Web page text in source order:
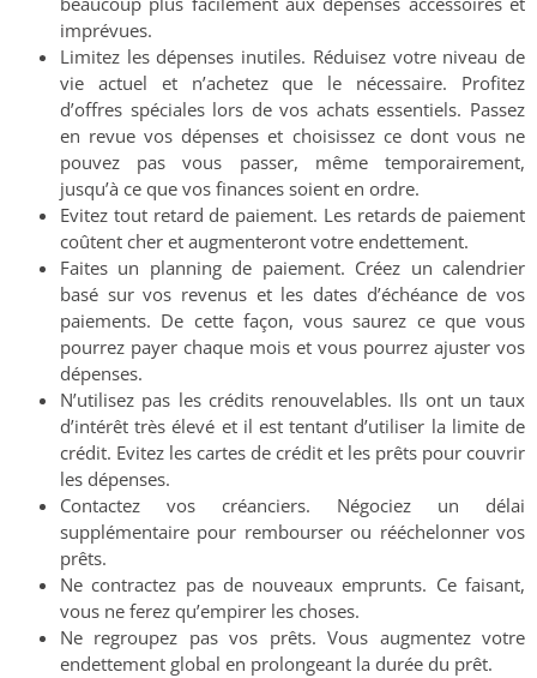
imprévues.
Limitez les dépenses inutiles. Réduisez votre niveau de
vie actuel et n’achetez que le nécessaire. Profitez
d’offres spéciales lors de vos achats essentiels. Passez
en revue vos dépenses et choisissez ce dont vous ne
pouvez pas vous passer, même temporairement,
jusqu’à ce que vos finances soient en ordre.
Evitez tout retard de paiement. Les retards de paiement
coûtent cher et augmenteront votre endettement.
Faites un planning de paiement. Créez un calendrier
basé sur vos revenus et les dates d’échéance de vos
paiements. De cette façon, vous saurez ce que vous
pourrez payer chaque mois et vous pourrez ajuster vos
dépenses.
N’utilisez pas les crédits renouvelables. Ils ont un taux
d’intérêt très élevé et il est tentant d’utiliser la limite de
crédit. Evitez les cartes de crédit et les prêts pour couvrir
les dépenses.
Contactez vos créanciers. Négociez un délai
supplémentaire pour rembourser ou rééchelonner vos
prêts.
Ne contractez pas de nouveaux emprunts. Ce faisant,
vous ne ferez qu’empirer les choses.
Ne regroupez pas vos prêts. Vous augmentez votre
endettement global en prolongeant la durée du prêt.